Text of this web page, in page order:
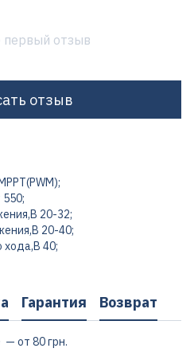
первый отзыв
отзыв
20-32;
20-40;
хода,В 40;
Гарантия Возврат
— от 80 грн.